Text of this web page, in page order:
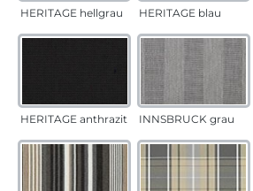
HERITAGE hellgrau HERITAGE blau
HERITAGE anthrazit INNSBRUCK grau